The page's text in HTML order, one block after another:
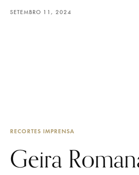
SETEMBRO 11, 2024
RECORTES IMPRENSA
Geira